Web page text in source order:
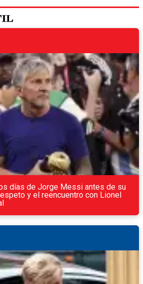
días de Jorge Messi antes de su
y el reencuentro con Lionel